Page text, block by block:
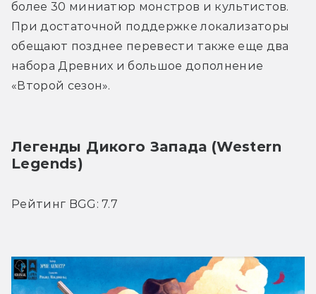
более 30 миниатюр монстров и культистов.
При достаточной поддержке локализаторы
обещают позднее перевести также еще два
набора Древних и большое дополнение
«Второй сезон».
Легенды Дикого Запада (Western
Legends)
Рейтинг BGG: 7.7